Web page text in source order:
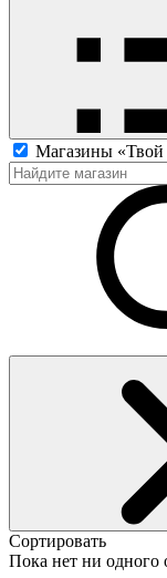
Магазины
Сортировать
Пока нет ни одного